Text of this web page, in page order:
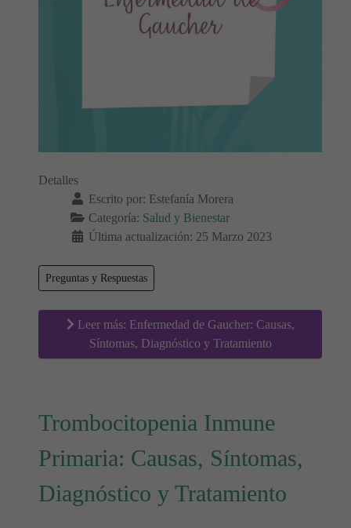
Detalles
Escrito por: Estefanía Morera
Categoría: Salud y Bienestar
Última actualización: 25 Marzo 2023
Preguntas y Respuestas
Leer más: Enfermedad de Gaucher: Causas,
Síntomas, Diagnóstico y Tratamiento
Trombocitopenia Inmune
Primaria: Causas, Síntomas,
Diagnóstico y Tratamiento